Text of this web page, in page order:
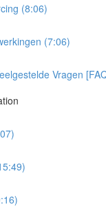
(8:06)
(7:06)
Vragen